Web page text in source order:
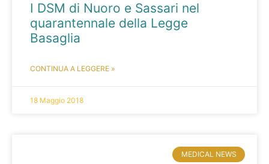
I DSM di Nuoro e Sassari nel
quarantennale della Legge
Basaglia
CONTINUA A LEGGERE »
18 Maggio 2018
MEDICAL NEWS